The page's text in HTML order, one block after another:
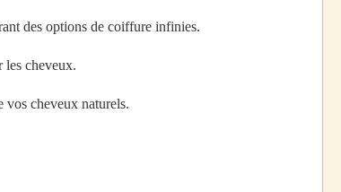
des options de coiffure infinies.
les cheveux.
vos cheveux naturels.